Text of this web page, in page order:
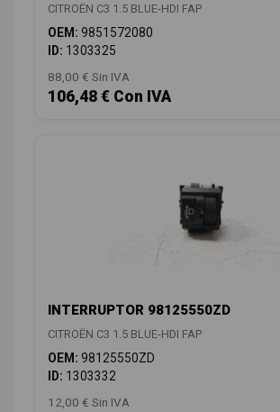
CITROËN C3 1.5 BLUE-HDI FAP
OEM: 9851572080
ID: 1303325
88,00 € Sin IVA
106,48 € Con IVA
INTERRUPTOR 98125550ZD
CITROËN C3 1.5 BLUE-HDI FAP
OEM: 98125550ZD
ID: 1303332
12,00 € Sin IVA